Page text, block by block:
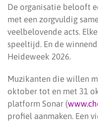
De organisatie belooft
met een zorgvuldig
veelbelovende acts.
speeltijd. En de
Heideweek 2026.
Muzikanten die willen
oktober tot en met 31
platform Sonar (
profiel aanmaken. Een